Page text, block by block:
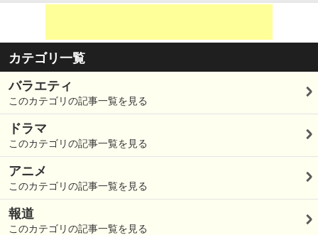
カテゴリ一覧
バラエティ
このカテゴリの記事一覧を見る
ドラマ
このカテゴリの記事一覧を見る
アニメ
このカテゴリの記事一覧を見る
報道
このカテゴリの記事一覧を見る